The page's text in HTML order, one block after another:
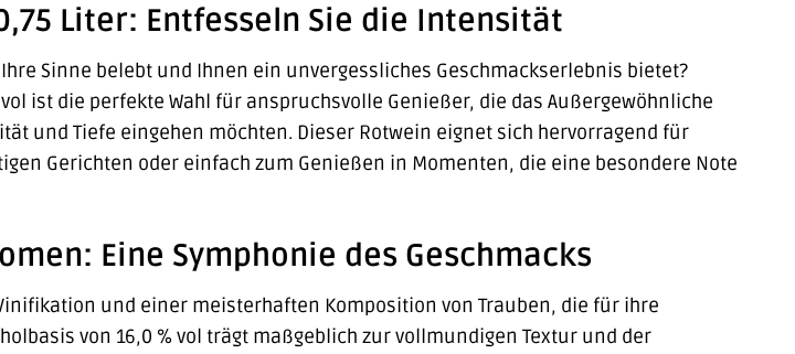
Liter: Entfesseln Sie die Intensität
Sinne belebt und Ihnen ein unvergessliches Geschmackserlebnis bietet?
ist die perfekte Wahl für anspruchsvolle Genießer, die das Außergewöhnliche
und Tiefe eingehen möchten. Dieser Rotwein eignet sich hervorragend für
Gerichten oder einfach zum Genießen in Momenten, die eine besondere Note
Eine Symphonie des Geschmacks
und einer meisterhaften Komposition von Trauben, die für ihre
von 16,0 % vol trägt maßgeblich zur vollmundigen Textur und der